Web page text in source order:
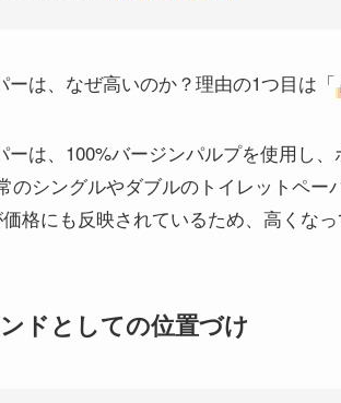
ーは、なぜ高いのか？理由の1つ目は「
ーは、100%バージンパルプを使用し
のシングルやダブルのトイレットペー
格にも反映されているため、高くなっ
ドとしての位置づけ